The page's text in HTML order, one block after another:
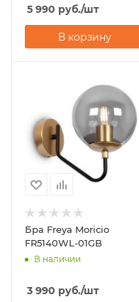
5 990 руб./шт
В корзину
Бра Freya Moricio
FR5140WL-01GB
В наличии
3 990 руб./шт